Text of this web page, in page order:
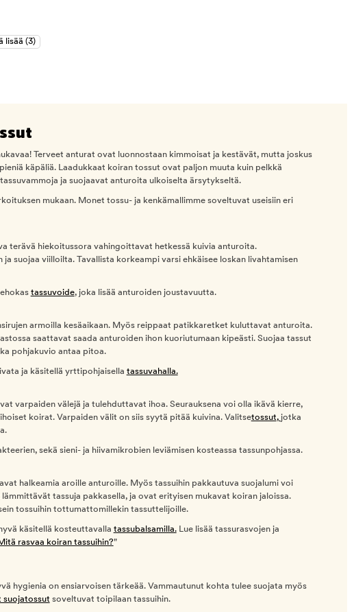
Terveet anturat ovat luonnostaan kimmoisat ja kestävät, mutta joskus
käpäliä. Laadukkaat koiran tossut ovat paljon muuta kuin pelkkä
ja suojaavat anturoita ulkoiselta ärsytykseltä.
mukaan. Monet tossu- ja kenkämallimme soveltuvat useisiin eri
terävä hiekoitussora vahingoittavat hetkessä kuivia anturoita.
ja suojaa viilloilta. Tavallista korkeampi varsi ehkäisee loskan livahtamisen
tassuvoide, joka lisää anturoiden joustavuutta.
armoilla kesäaikaan. Myös reippaat patikkaretket kuluttavat anturoita.
saattavat saada anturoiden ihon kuoriutumaan kipeästi. Suojaa tassut
pohjakuvio antaa pitoa.
ja käsitellä yrttipohjaisella tassuvahalla.
varpaiden välejä ja tulehduttavat ihoa. Seurauksena voi olla ikävä kierre,
koirat. Varpaiden välit on siis syytä pitää kuivina. Valitsetossut, jotka
sekä sieni- ja hiivamikrobien leviämisen kosteassa tassunpohjassa.
halkeamia aroille anturoille. Myös tassuihin pakkautuva suojalumi voi
lämmittävät tassuja pakkasella, ja ovat erityisen mukavat koiran jaloissa.
tossuihin tottumattomillekin tassuttelijoille.
käsitellä kosteuttavalla tassubalsamilla.Lue lisää tassurasvojen ja
rasvaa koiran tassuihin?"
hygienia on ensiarvoisen tärkeää. Vammautunut kohta tulee suojata myös
suojatossut soveltuvat toipilaan tassuihin.